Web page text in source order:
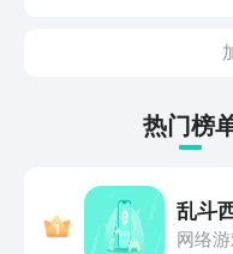
热门榜
乱斗
网络